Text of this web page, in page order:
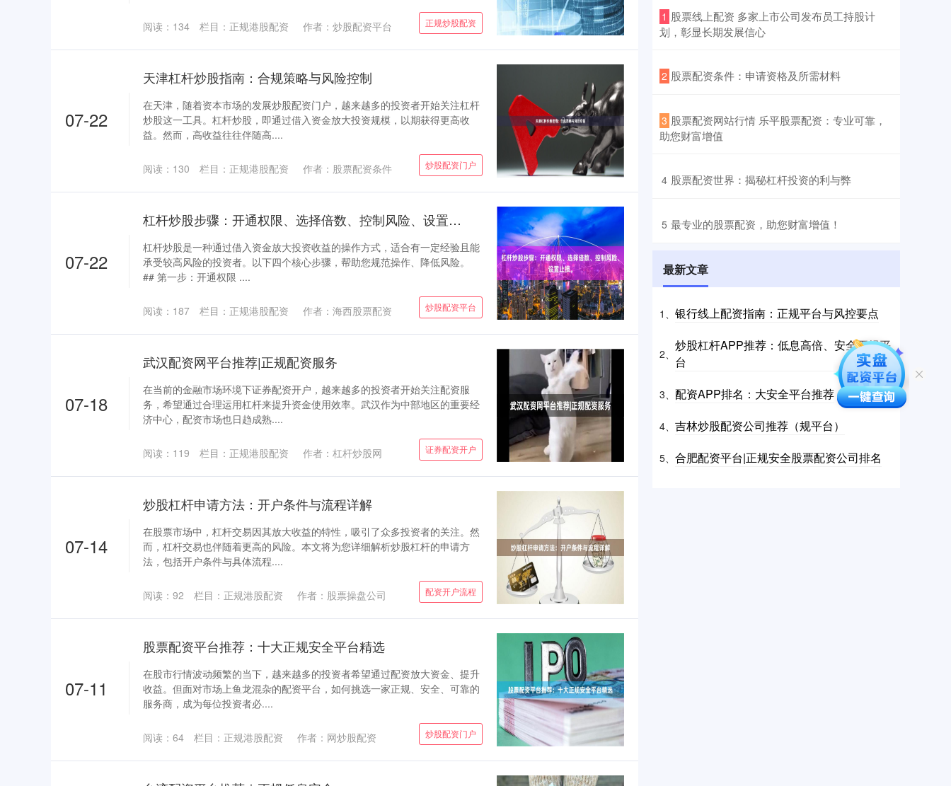
正规炒股配资
作者：炒股配资平台
阅读： 134 栏目： 正规港股配资
07-22
天津杠杆炒股指南：合规策略与风险控制
在天津，随着资本市场的发展炒股配资门户，越来越多的投资者开始关注杠杆
炒股这一工具。杠杆炒股，即通过借入资金放大投资规模，以期获得更高收
益。然而，高收益往往伴随高....
炒股配资门户
作者：股票配资条件
阅读： 130 栏目： 正规港股配资
07-22
杠杆炒股步骤：开通权限、选择倍数、控制风险、设置止损。
杠杆炒股是一种通过借入资金放大投资收益的操作方式，适合有一定经验且能
承受较高风险的投资者。以下四个核心步骤，帮助您规范操作、降低风险。
## 第一步：开通权限 ....
炒股配资平台
作者：海西股票配资
阅读： 187 栏目： 正规港股配资
07-18
武汉配资网平台推荐|正规配资服务
在当前的金融市场环境下证券配资开户，越来越多的投资者开始关注配资服
务，希望通过合理运用杠杆来提升资金使用效率。武汉作为中部地区的重要经
济中心，配资市场也日趋成熟....
证券配资开户
作者：杠杆炒股网
阅读： 119 栏目： 正规港股配资
07-14
炒股杠杆申请方法：开户条件与流程详解
在股票市场中，杠杆交易因其放大收益的特性，吸引了众多投资者的关注。然
而，杠杆交易也伴随着更高的风险。本文将为您详细解析炒股杠杆的申请方
法，包括开户条件与具体流程....
配资开户流程
作者：股票操盘公司
阅读： 92 栏目： 正规港股配资
07-11
股票配资平台推荐：十大正规安全平台精选
在股市行情波动频繁的当下，越来越多的投资者希望通过配资放大资金、提升
收益。但面对市场上鱼龙混杂的配资平台，如何挑选一家正规、安全、可靠的
服务商，成为每位投资者必....
炒股配资门户
作者：网炒股配资
阅读： 64 栏目： 正规港股配资
1 ​股票线上配资 多家上市公司发布员工持股计
划，彰显长期发展信心
2 ​股票配资条件：申请资格及所需材料
3 ​股票配资网站行情 乐平股票配资：专业可靠，
助您财富增值
4 ​股票配资世界：揭秘杠杆投资的利与弊
5 ​最专业的股票配资，助您财富增值！
最新文章
1、 银行线上配资指南：正规平台与风控要点
2、
炒股杠杆APP推荐：低息高倍、安全正规平
台
3、 配资APP排名：大安全平台推荐
4、 吉林炒股配资公司推荐（规平台）
5、 合肥配资平台|正规安全股票配资公司排名